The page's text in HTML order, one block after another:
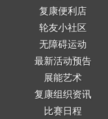
复康便利店
轮友小社区
无障碍运动
最新活动预告
展能艺术
复康组织资讯
比赛日程